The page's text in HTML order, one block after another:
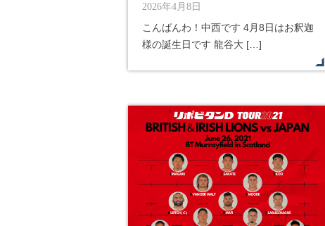
2026年4月8日
こんばんわ！中西です 4月8日はお釈迦
様の誕生日です 龍谷大 […]